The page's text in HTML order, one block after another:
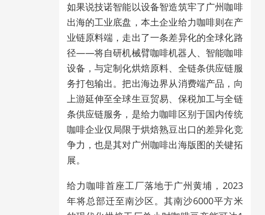
如果说技诺智能以设备智造筑牢了广州咖啡
出海的工业底盘，本土企业给力咖啡则在产
业链原料端，走出了一条差异化的全球化路
径——将自研机械臂咖啡机器人、智能咖啡
设备，与定制化烘焙原料、全链条供应链服
务打包输出。把出海边界从消费端产品，向
上游延伸至全球生豆贸易、保税加工与全链
条供应链服务，是给力咖啡区别于国内传统
咖啡企业仅局限于烘焙熟豆出口的差异化竞
争力，也是其对广州咖啡出海版图的关键拓
展。
给力咖啡首座工厂落地于广州黄埔， 2023
年将总部迁至南沙区。其南沙6000平方米